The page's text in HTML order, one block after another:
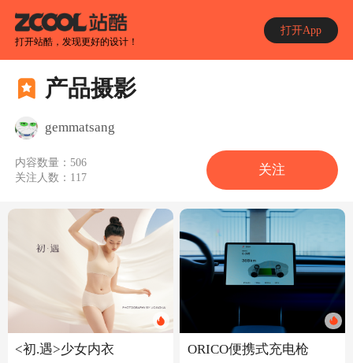
打开站酷，发现更好的设计！
打开App
产品摄影
gemmatsang
内容数量： 506
关注人数： 117
关注
<初.遇>少女内衣 ORICO便携式充电枪